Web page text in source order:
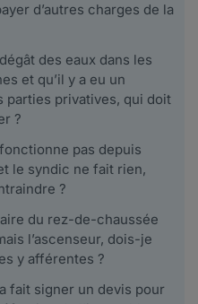
d’autres charges de la
des eaux dans les
et qu’il y a eu un
parties privatives, qui doit
?
pas depuis
le syndic ne fait rien,
?
du rez-de-chaussée
l’ascenseur, dois-je
y afférentes ?
fait signer un devis pour